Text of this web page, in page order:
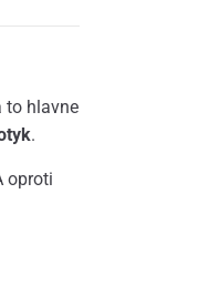
to hlavne
.
oproti